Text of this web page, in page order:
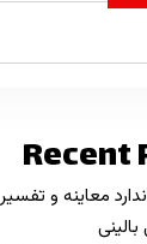
Recent
بالینی